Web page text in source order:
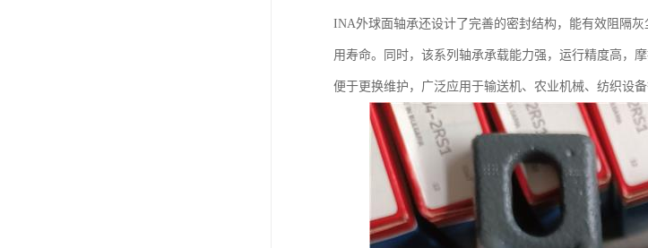
INA外球面轴承还设计了完善的密封结构，能有效阻隔
用寿命。同时，该系列轴承承载能力强，运行精度高，
便于更换维护，广泛应用于输送机、农业机械、纺织设